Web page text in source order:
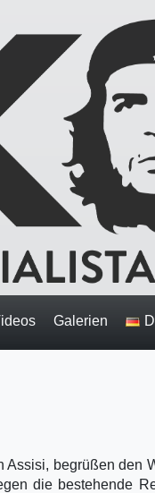
Galerien
Assisi, begrüßen den
die bestehende